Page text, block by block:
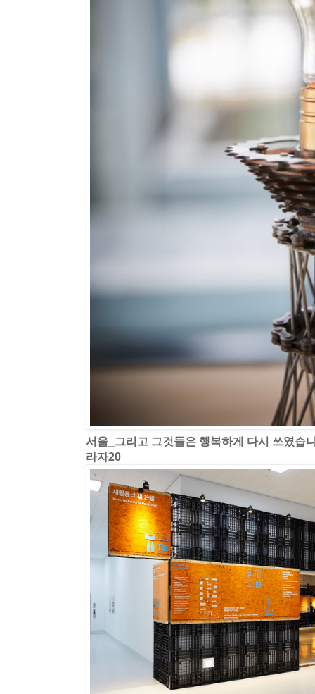
서울_그리고 그것들은 행복하게 다시 쓰였습
라자20